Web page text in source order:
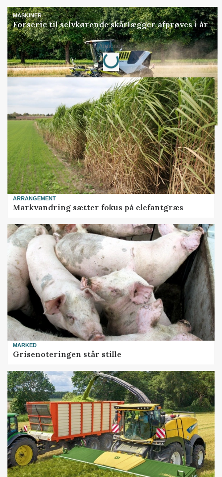
MASKINER
Forserie til selvkørende skårlægger afprøves i år
Annonce
Loading...
ARRANGEMENT
Markvandring sætter fokus på elefantgræs
MARKED
Grisenoteringen står stille